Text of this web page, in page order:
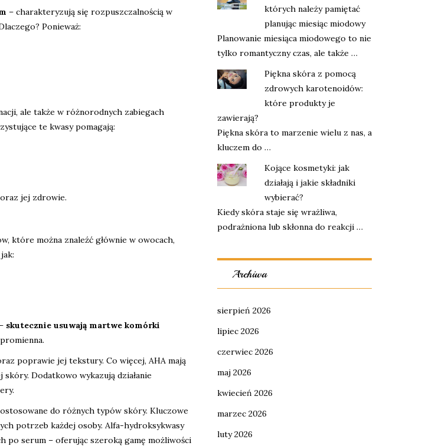
– charakteryzują się rozpuszczalnością w
Ponieważ:
ale także w różnorodnych zabiegach
te kwasy pomagają:
jej zdrowie.
które można znaleźć głównie w owocach,
skutecznie usuwają martwe komórki
poprawie jej tekstury. Co więcej, AHA mają
Dodatkowo wykazują działanie
do różnych typów skóry. Kluczowe
potrzeb każdej osoby. Alfa-hydroksykwasy
po serum – oferując szeroką gamę możliwości
których należy pamiętać
planując miesiąc miodowy
Planowanie miesiąca miodowego to nie
tylko romantyczny czas, ale także …
Piękna skóra z pomocą
zdrowych karotenoidów:
które produkty je
zawierają?
Piękna skóra to marzenie wielu z nas, a
kluczem do …
Kojące kosmetyki: jak
działają i jakie składniki
wybierać?
Kiedy skóra staje się wrażliwa,
podrażniona lub skłonna do reakcji …
Archiwa
sierpień 2026
lipiec 2026
czerwiec 2026
maj 2026
kwiecień 2026
marzec 2026
luty 2026